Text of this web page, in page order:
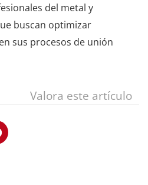
del metal y
buscan optimizar
sus procesos de unión
Valora este artículo